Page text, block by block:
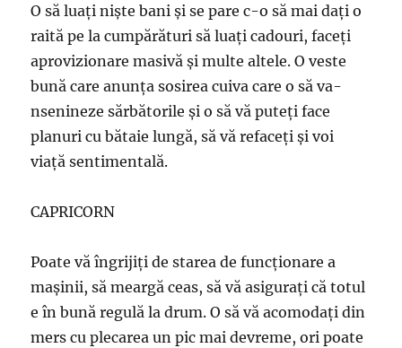
O să luaţi nişte bani şi se pare c-o să mai daţi o
raită pe la cumpărături să luaţi cadouri, faceţi
aprovizionare masivă şi multe altele. O veste
bună care anunţa sosirea cuiva care o să va-
nsenineze sărbătorile şi o să vă puteţi face
planuri cu bătaie lungă, să vă refaceţi şi voi
viaţă sentimentală.
CAPRICORN
Poate vă îngrijiți de starea de funcţionare a
maşinii, să meargă ceas, să vă asiguraţi că totul
e în bună regulă la drum. O să vă acomodaţi din
mers cu plecarea un pic mai devreme, ori poate